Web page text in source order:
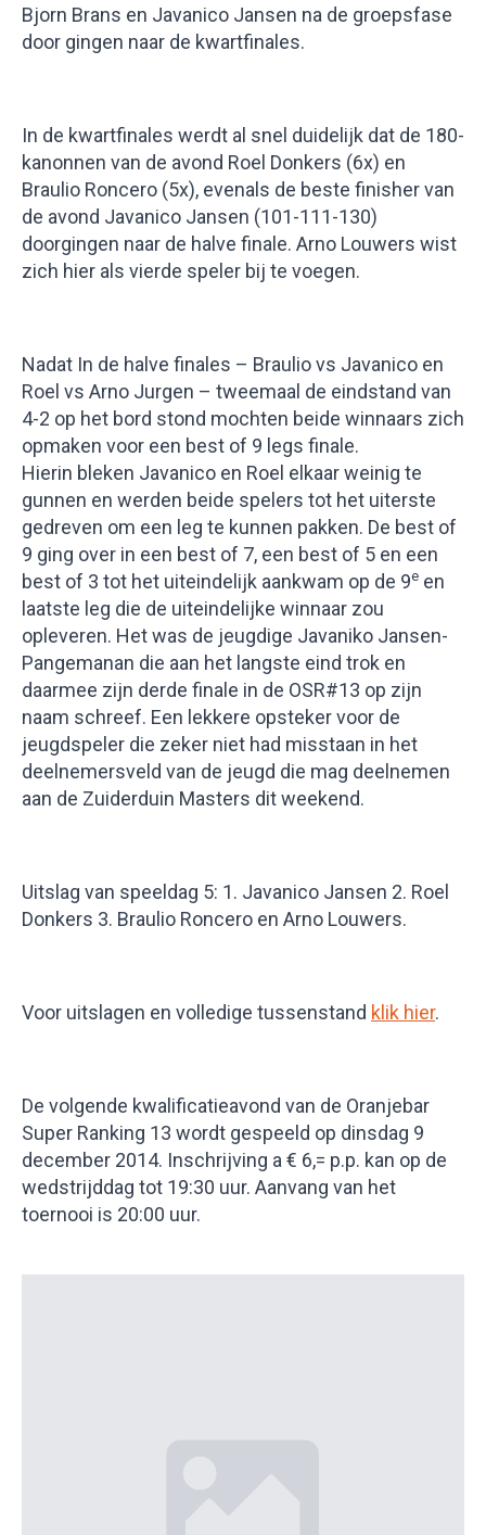
Bjorn Brans en Javanico Jansen na de groepsfase
door gingen naar de kwartfinales.
In de kwartfinales werdt al snel duidelijk dat de 180-
kanonnen van de avond Roel Donkers (6x) en
Braulio Roncero (5x), evenals de beste finisher van
de avond Javanico Jansen (101-111-130)
doorgingen naar de halve finale. Arno Louwers wist
zich hier als vierde speler bij te voegen.
Nadat In de halve finales – Braulio vs Javanico en
Roel vs Arno Jurgen – tweemaal de eindstand van
4-2 op het bord stond mochten beide winnaars zich
opmaken voor een best of 9 legs finale.
Hierin bleken Javanico en Roel elkaar weinig te
gunnen en werden beide spelers tot het uiterste
gedreven om een leg te kunnen pakken. De best of
9 ging over in een best of 7, een best of 5 en een
best of 3 tot het uiteindelijk aankwam op de 9e en
laatste leg die de uiteindelijke winnaar zou
opleveren. Het was de jeugdige Javaniko Jansen-
Pangemanan die aan het langste eind trok en
daarmee zijn derde finale in de OSR#13 op zijn
naam schreef. Een lekkere opsteker voor de
jeugdspeler die zeker niet had misstaan in het
deelnemersveld van de jeugd die mag deelnemen
aan de Zuiderduin Masters dit weekend.
Uitslag van speeldag 5: 1. Javanico Jansen 2. Roel
Donkers 3. Braulio Roncero en Arno Louwers.
Voor uitslagen en volledige tussenstand klik hier.
De volgende kwalificatieavond van de Oranjebar
Super Ranking 13 wordt gespeeld op dinsdag 9
december 2014. Inschrijving a € 6,= p.p. kan op de
wedstrijddag tot 19:30 uur. Aanvang van het
toernooi is 20:00 uur.